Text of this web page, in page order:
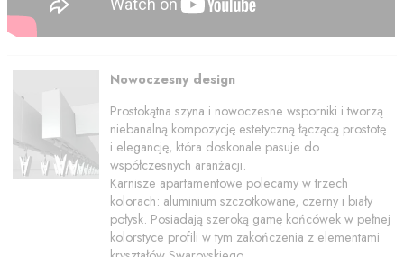
Nowoczesny design
Prostokątna szyna i nowoczesne wsporniki i tworzą
niebanalną kompozycję estetyczną łączącą prostotę
i elegancję, która doskonale pasuje do
współczesnych aranżacji.
Karnisze apartamentowe polecamy w trzech
kolorach: aluminium szczotkowane, czerny i biały
połysk. Posiadają szeroką gamę końcówek w pełnej
kolorstyce profili w tym zakończenia z elementami